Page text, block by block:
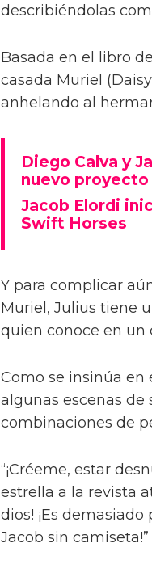
describiéndolas
Basada en el libro
casada Muriel
anhelando al
Diego Calva y
nuevo proyecto
Jacob Elordi
Swift Horses
Y para complicar
Muriel, Julius tiene
quien conoce en un
Como se insinúa en
algunas escenas de
combinaciones de
“¡Créeme, estar
estrella a la revista
dios! ¡Es
Jacob sin camiseta!”